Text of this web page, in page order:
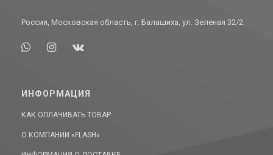
Россия, Московская область, г. Балашиха, ул. Зеленая 32/2.
ИНФОРМАЦИЯ
КАК ОПЛАЧИВАТЬ ТОВАР
О КОМПАНИИ «FLASH»